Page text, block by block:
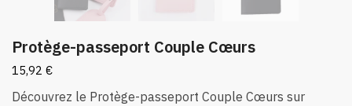
Protège-passeport Couple Cœurs
15,92 €
Découvrez le Protège-passeport Couple Cœurs sur